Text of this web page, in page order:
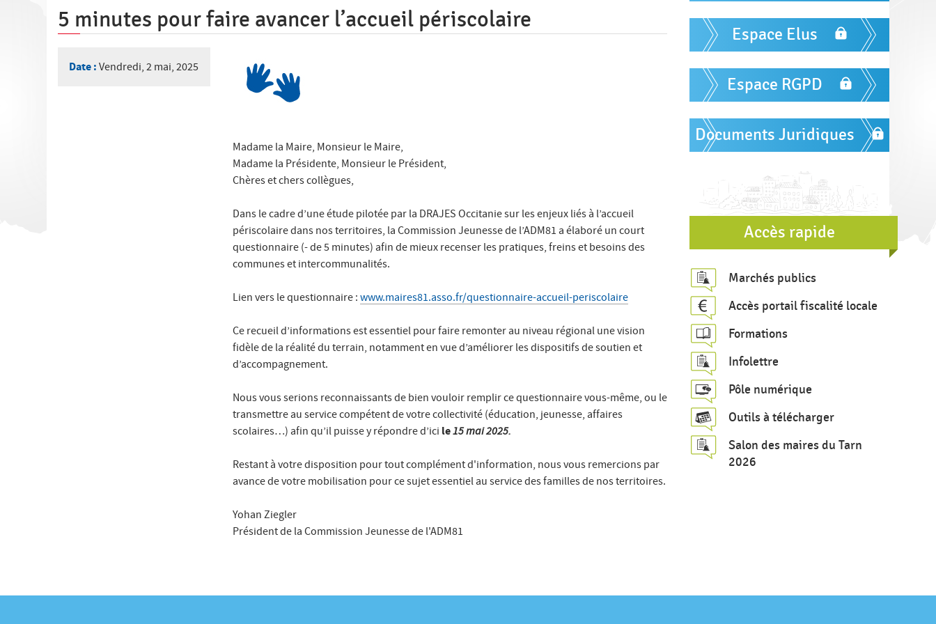
t
5 minutes pour faire avancer l’accueil périscolaire
Madame la Maire, Monsieur le Maire,
Madame la Présidente, Monsieur le Président,
Chères et chers collègues,
Dans le cadre d’une étude pilotée par la DRAJES Occitanie sur les enjeux liés à l’accueil
périscolaire dans nos territoires, la Commission Jeunesse de l’ADM81 a élaboré un court
questionnaire (- de 5 minutes) afin de mieux recenser les pratiques, freins et besoins des
communes et intercommunalités.
Lien vers le questionnaire : www.maires81.asso.fr/questionnaire-accueil-periscolaire
Ce recueil d’informations est essentiel pour faire remonter au niveau régional une vision
fidèle de la réalité du terrain, notamment en vue d’améliorer les dispositifs de soutien et
d’accompagnement.
Nous vous serions reconnaissants de bien vouloir remplir ce questionnaire vous-même, ou le
transmettre au service compétent de votre collectivité (éducation, jeunesse, affaires
scolaires…) afin qu’il puisse y répondre d’ici le15 mai 2025.
Restant à votre disposition pour tout complément d'information, nous vous remercions par
avance de votre mobilisation pour ce sujet essentiel au service des familles de nos territoires.
Yohan Ziegler
Président de la Commission Jeunesse de l'ADM81
Date : Vendredi, 2 mai, 2025
u
a
e
d
e
e
r
c
h
e
Espace Elus
Espace RGPD
Documents Juridiques
Accès rapide
Marchés publics
Accès portail fiscalité locale
Formations
Infolettre
Pôle numérique
Outils à télécharger
Salon des maires du Tarn
2026